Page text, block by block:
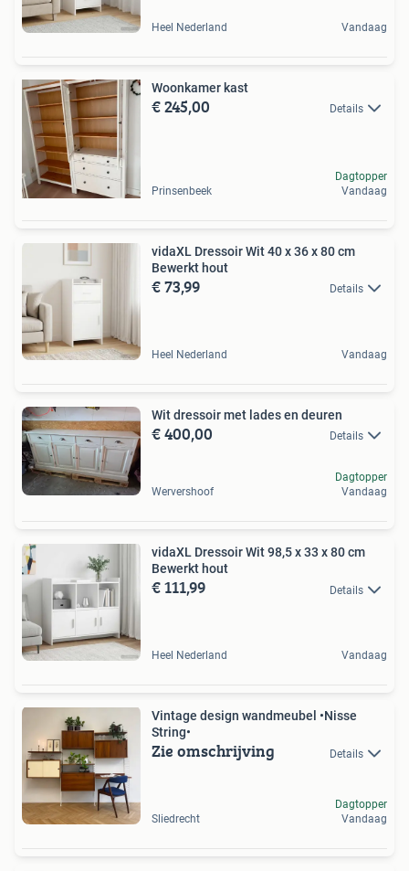
Heel Nederland Vandaag
Woonkamer kast
€ 245,00 Details
Prinsenbeek
Dagtopper
Vandaag
vidaXL Dressoir Wit 40 x 36 x 80 cm
Bewerkt hout
€ 73,99 Details
Heel Nederland Vandaag
Wit dressoir met lades en deuren
€ 400,00 Details
Wervershoof
Dagtopper
Vandaag
vidaXL Dressoir Wit 98,5 x 33 x 80 cm
Bewerkt hout
€ 111,99 Details
Heel Nederland Vandaag
Vintage design wandmeubel •Nisse
String•
Zie omschrijving Details
Sliedrecht
Dagtopper
Vandaag